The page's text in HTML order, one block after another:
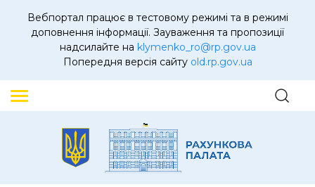
Вебпортал працює в тестовому режимі та в режимі
доповнення інформації. Зауваження та пропозиції
надсилайте на klymenko_ro@rp.gov.ua
Попередня версія сайту old.rp.gov.ua